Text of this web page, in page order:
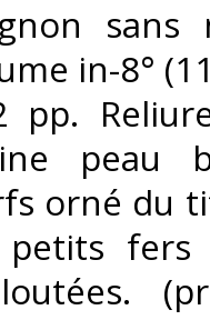
sans
in-8°
pp.
peau
orné du
fers